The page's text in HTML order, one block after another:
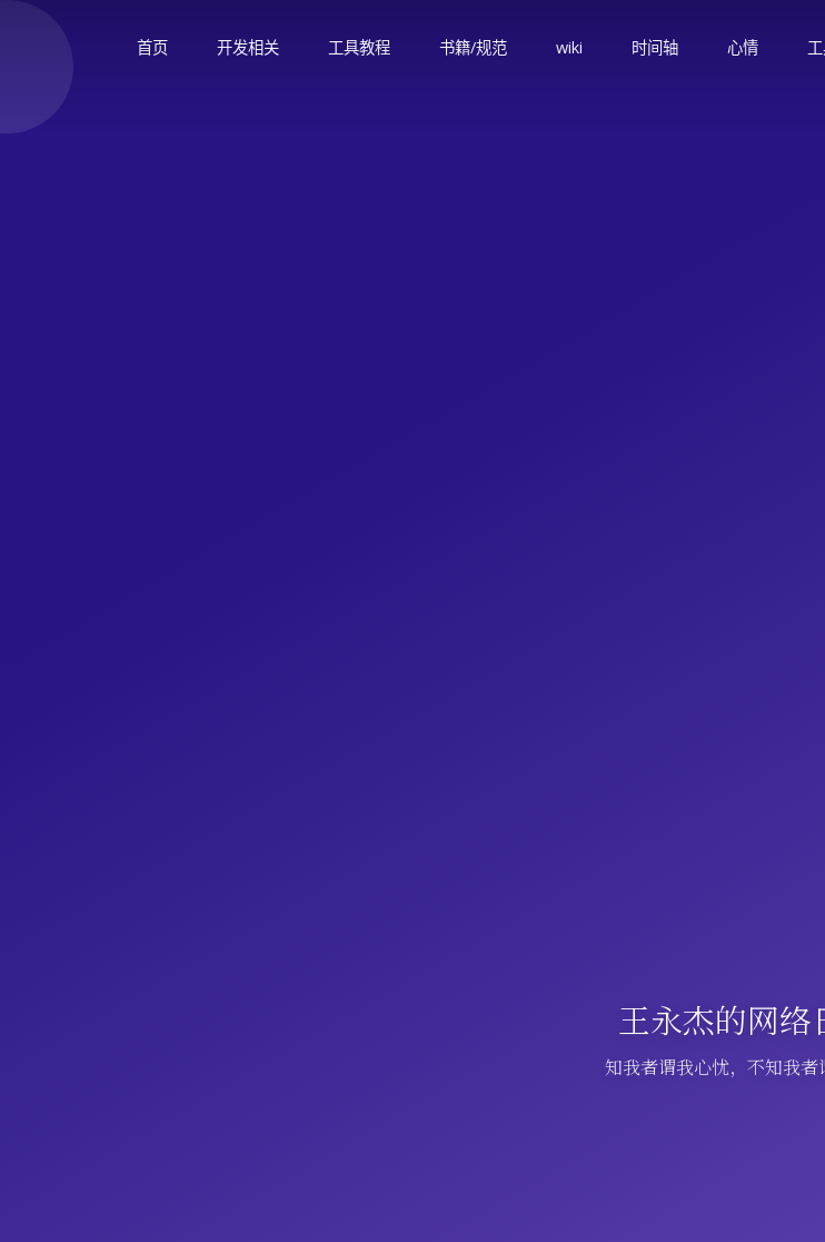
首页 开发相关 工具教程 书籍/规范 wiki 时间轴 心情
王永杰的网络
知我者谓我心忧，不知我者